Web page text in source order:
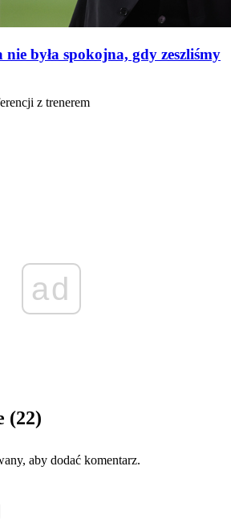
była spokojna, gdy zeszliśmy
z trenerem
ad
(22)
aby dodać komentarz.